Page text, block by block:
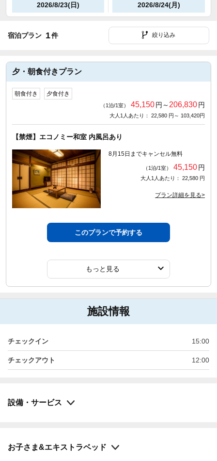
2026/8/23(日) 2026/8/24(月)
宿泊プラン 1件 絞り込み
夕・朝食付きプラン
朝食付き 夕食付き
（1泊/1室） 45,150円～ 206,830円
大人1人あたり： 22,580 円～ 103,420円
【禁煙】エコノミー和室 内風呂あり
8月15日までキャンセル無料
（1泊/1室） 45,150円
大人1人あたり： 22,580 円
プラン詳細を見る>
このプランで予約する
もっと見る
施設情報
チェックイン 15:00
チェックアウト 12:00
設備・サービス
お子さま&エキストラベッド